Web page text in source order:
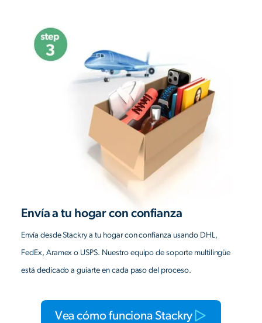
Envía a tu hogar con confianza
Envía desde Stackry a tu hogar con confianza usando DHL,
FedEx, Aramex o USPS. Nuestro equipo de soporte multilingüe
está dedicado a guiarte en cada paso del proceso.
Vea cómo funciona Stackry